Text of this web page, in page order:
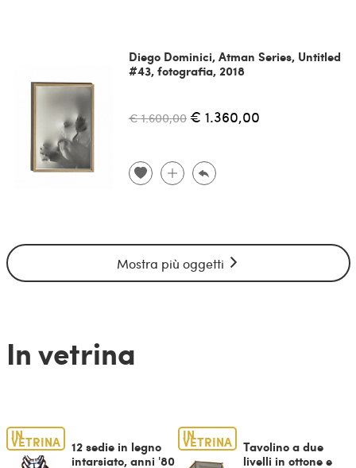
Diego Dominici, Atman Series, Untitled
#43, fotografia, 2018
€ 1.600,00 € 1.360,00
Mostra più oggetti
In vetrina
IN
VETRINA
12 sedie in legno
intarsiato, anni '80
IN
VETRINA
Tavolino a due
livelli in ottone e